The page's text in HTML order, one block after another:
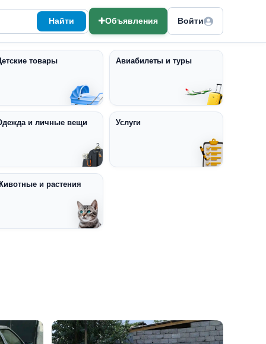
Найти Объявления Войти
товары Авиабилеты и туры
и личные вещи Услуги
и растения